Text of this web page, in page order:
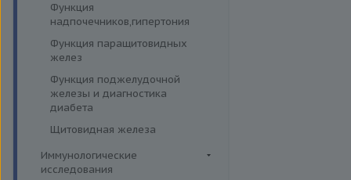
Функция
надпочечников,гипертония
Функция паращитовидных
желез
Функция поджелудочной
железы и диагностика
диабета
Щитовидная железа
Иммунологические
исследования